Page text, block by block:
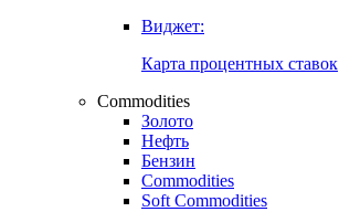
Виджет:
Карта процентных ставок
Commodities
Золото
Нефть
Бензин
Commodities
Soft Commodities